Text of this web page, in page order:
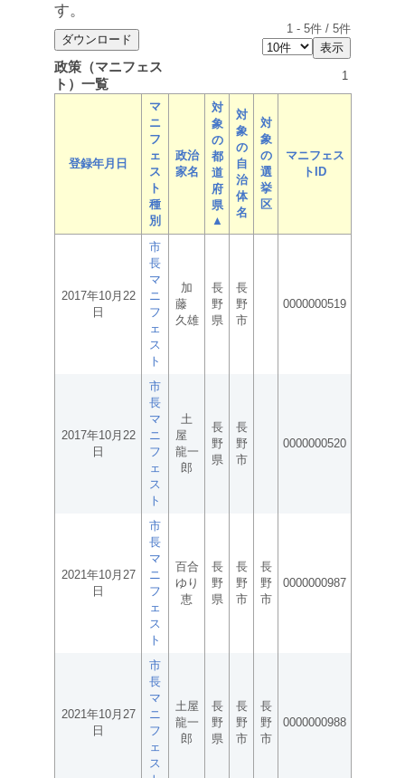
す。
1 - 5件 / 5件
政策（マニフェス
ト）一覧
1
登録年月日
マ
ニ
フ
ェ
ス
ト
種
別
政治
家名
対
象
の
都
道
府
県
▲
対
象
の
自
治
体
名
対
象
の
選
挙
区
マニフェス
トID
2017年10月22
日
市
長
マ
ニ
フ
ェ
ス
ト
加
藤
久雄
長
野
県
長
野
市
0000000519
2017年10月22
日
市
長
マ
ニ
フ
ェ
ス
ト
土
屋
龍一
郎
長
野
県
長
野
市
0000000520
2021年10月27
日
市
長
マ
ニ
フ
ェ
ス
ト
百合
ゆり
恵
長
野
県
長
野
市
長
野
市
0000000987
2021年10月27
日
市
長
マ
ニ
フ
ェ
ス
土屋
龍一
郎
長
野
県
長
野
市
長
野
市
0000000988